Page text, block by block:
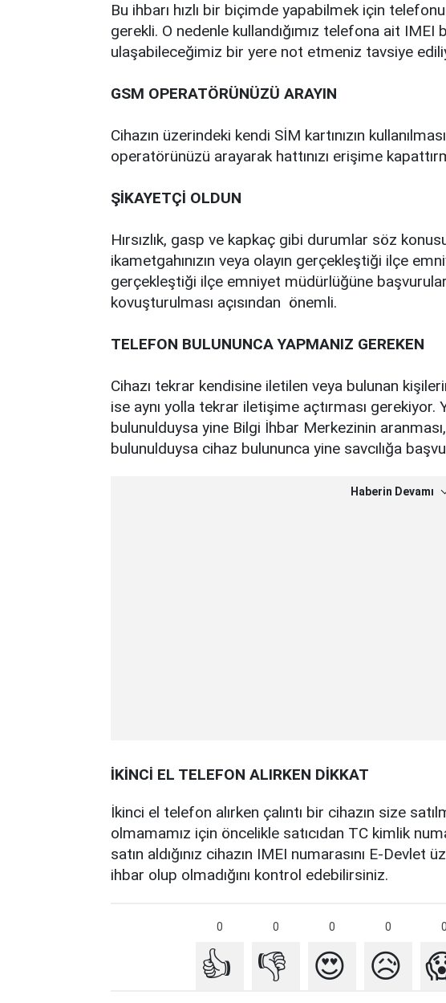
Bu ihbarı hızlı bir biçimde yapabilmek için
gerekli. O nedenle kullandığımız telefona ait
ulaşabileceğimiz bir yere not etmeniz tavsiye
GSM OPERATÖRÜNÜZÜ ARAYIN
Cihazın üzerindeki kendi SİM kartınızın
operatörünüzü arayarak hattınızı erişime
ŞİKAYETÇİ OLDUN
Hırsızlık, gasp ve kapkaç gibi durumlar söz
ikametgahınızın veya olayın gerçekleştiği ilçe
gerçekleştiği ilçe emniyet müdürlüğüne
kovuşturulması açısından önemli.
TELEFON BULUNUNCA YAPMANIZ GEREKEN
Cihazı tekrar kendisine iletilen veya bulunan
ise aynı yolla tekrar iletişime açtırması
bulunulduysa yine Bilgi İhbar Merkezinin
bulunulduysa cihaz bulununca yine savcılığa
Haberin Devamı
İKİNCİ EL TELEFON ALIRKEN DİKKAT
İkinci el telefon alırken çalıntı bir cihazın size
olmamamız için öncelikle satıcıdan TC kimlik
satın aldığınız cihazın IMEI numarasını E-Devlet
ihbar olup olmadığını kontrol edebilirsiniz.
0 0 0 0 0
👍 👎 😍 😥